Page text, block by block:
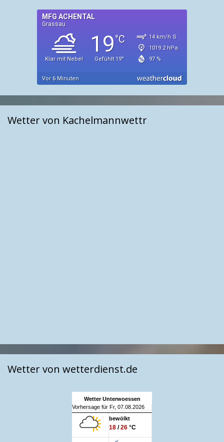
Wetter von Kachelmannwettr
Wetter von wetterdienst.de
Wetter Unterwoessen
Vorhersage für Fr, 07.08.2026
bewölkt
18 /26 °C